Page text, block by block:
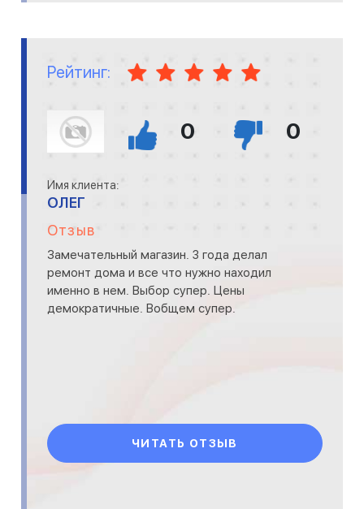
Рейтинг:
0 0
Имя клиента:
ОЛЕГ
Отзыв
Замечательный магазин. 3 года делал
ремонт дома и все что нужно находил
именно в нем. Выбор супер. Цены
демократичные. Вобщем супер.
ЧИТАТЬ ОТЗЫВ